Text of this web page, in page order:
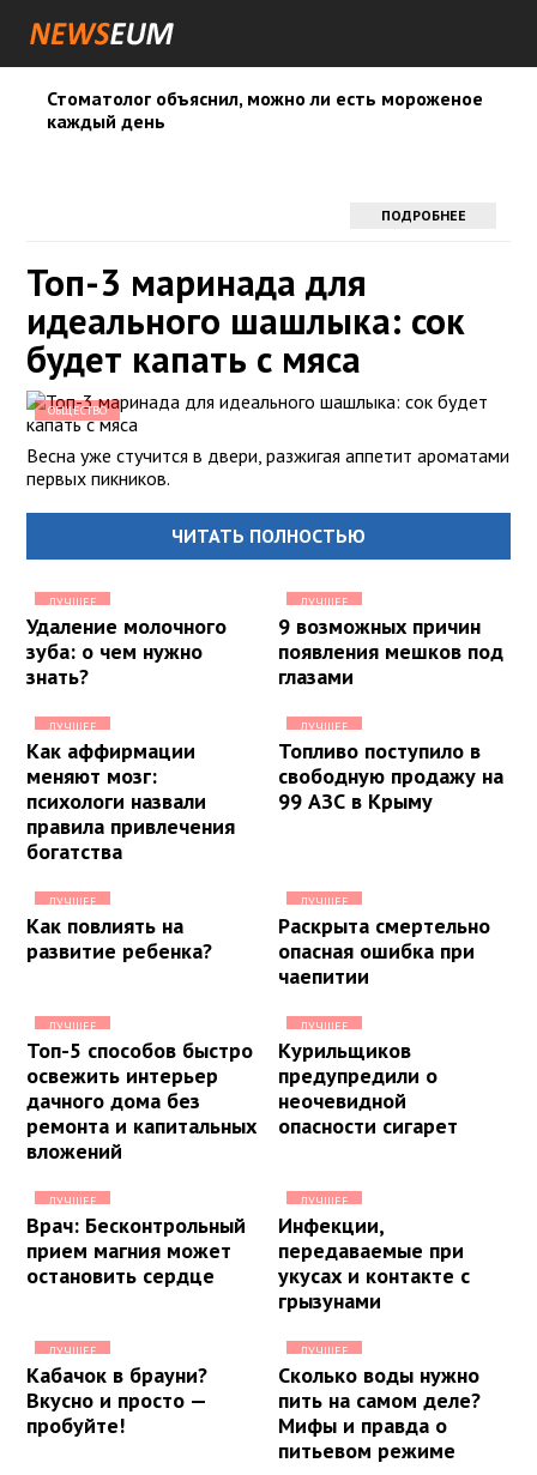
Стоматолог объяснил, можно ли есть мороженое
каждый день
ПОДРОБНЕЕ
Топ-3 маринада для
идеального шашлыка: сок
будет капать с мяса
ОБЩЕСТВО
Весна уже стучится в двери, разжигая аппетит ароматами
первых пикников.
ЧИТАТЬ ПОЛНОСТЬЮ
ЛУЧШЕЕ
Удаление молочного
зуба: о чем нужно
знать?
ЛУЧШЕЕ
9 возможных причин
появления мешков под
глазами
ЛУЧШЕЕ
Как аффирмации
меняют мозг:
психологи назвали
правила привлечения
богатства
ЛУЧШЕЕ
Топливо поступило в
свободную продажу на
99 АЗС в Крыму
ЛУЧШЕЕ
Как повлиять на
развитие ребенка?
ЛУЧШЕЕ
Раскрыта смертельно
опасная ошибка при
чаепитии
ЛУЧШЕЕ
Топ-5 способов быстро
освежить интерьер
дачного дома без
ремонта и капитальных
вложений
ЛУЧШЕЕ
Курильщиков
предупредили о
неочевидной
опасности сигарет
ЛУЧШЕЕ
Врач: Бесконтрольный
прием магния может
остановить сердце
ЛУЧШЕЕ
Инфекции,
передаваемые при
укусах и контакте с
грызунами
ЛУЧШЕЕ
Кабачок в брауни?
Вкусно и просто —
пробуйте!
ЛУЧШЕЕ
Сколько воды нужно
пить на самом деле?
Мифы и правда о
питьевом режиме